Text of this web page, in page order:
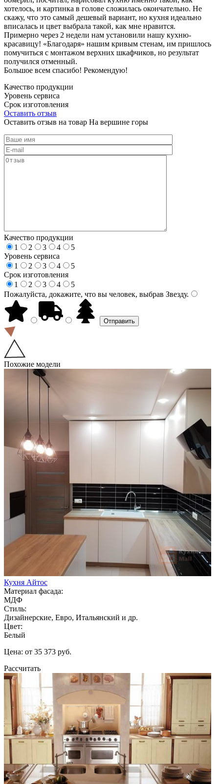
хотелось, и картинка в голове сложилась окончательно. Не
скажу, что это самый дешевый вариант, но кухня идеально
вписалась и цвет выбрала такой, как мне нравится.
Примерно через 2 недели нам установили нашу кухню-
красавицу! «Благодаря» нашим кривым стенам, им пришлось
помучиться с монтажом верхних шкафчиков, но результат
получился отменный.
Большое всем спасибо! Рекомендую!
Качество продукции
Уровень сервиса
Срок изготовления
Оставить отзыв
Оставить отзыв на товар На вершине горы
Качество продукции
1
2 3 4
5
Уровень сервиса
1
2 3 4
5
Срок изготовления
1
2 3 4
5
Пожалуйста, докажите, что вы человек, выбрав Звезду.
Похожие модели
Кухня Айтос
Материал фасада:
МДФ
Стиль:
Дизайнерские, Евро, Итальянский и др.
Цвет:
Белый
Цена: от 35 373 руб.
Рассчитать